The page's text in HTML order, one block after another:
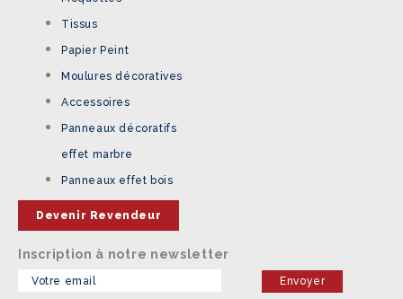
Tissus
Papier Peint
Moulures décoratives
Accessoires
Panneaux décoratifs
effet marbre
Panneaux effet bois
Devenir Revendeur
Inscription à notre newsletter